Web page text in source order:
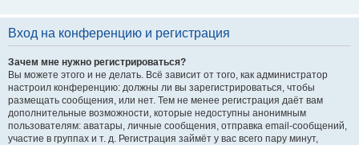
Вход на конференцию и регистрация
Зачем мне нужно регистрироваться?
Вы можете этого и не делать. Всё зависит от того, как администратор
настроил конференцию: должны ли вы зарегистрироваться, чтобы
размещать сообщения, или нет. Тем не менее регистрация даёт вам
дополнительные возможности, которые недоступны анонимным
пользователям: аватары, личные сообщения, отправка email-сообщений,
участие в группах и т. д. Регистрация займёт у вас всего пару минут,